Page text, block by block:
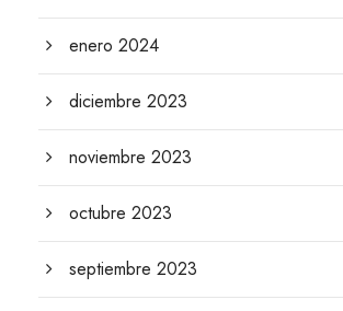
enero 2024
diciembre 2023
noviembre 2023
octubre 2023
septiembre 2023